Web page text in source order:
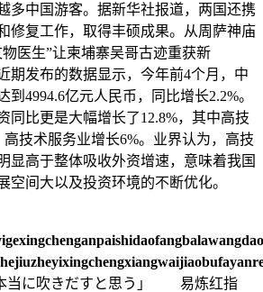
多中国游客。据新华社报道，两国还携
修复工作，取得丰硕成果。从周萨神庙
医生”让柬埔寨吴哥古迹重获新
发布的数据显示，今年前4个月，中
到4994.6亿元人民币，同比增长2.2%。
同比更是大幅增长了12.8%，其中高技
高技术服务业增长6%。业界认为，高技
显高于整体吸收外资增速，意味着我国
空间大以及投资环境的不断优化。
当に吹きだすと思う」 易炼红指